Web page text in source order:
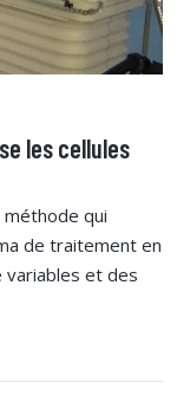
les cellules
qui
de traitement en
variables et des